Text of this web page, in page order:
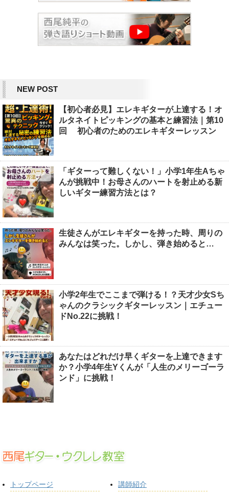
NEW POST
【初心者必見】エレキギターが上達する！オ
ルタネイトピッキングの基本と練習法｜第10
回 初心者のためのエレキギターレッスン
「ギターって難しくない！」小学1年生Aちゃ
んが挑戦中！お母さんのハートを射止める新
しいギター練習方法とは？
生徒さんがエレキギターを持った時、周りの
みんなは笑った。しかし、弾き始めると…
小学2年生でここまで弾ける！？天才少女Sち
ゃんのクラシックギターレッスン｜エチュー
ドNo.22に挑戦！
あなたはどれだけ早くギターを上達できます
か？小学4年生Yくんが「人生のメリーゴーラ
ンド」に挑戦！
トップページ
講師紹介